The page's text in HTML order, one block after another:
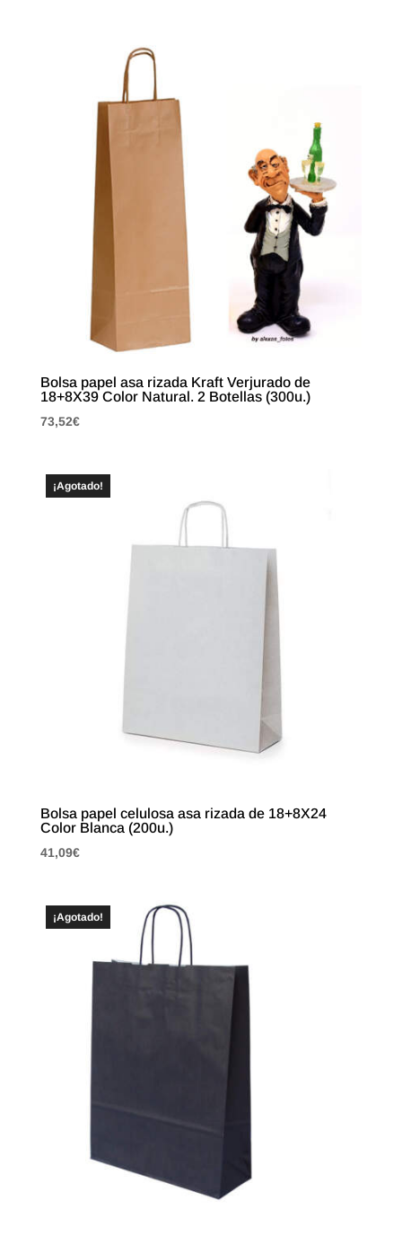
Bolsa papel asa rizada Kraft Verjurado de
18+8X39 Color Natural. 2 Botellas (300u.)
73,52€
¡Agotado!
Bolsa papel celulosa asa rizada de 18+8X24
Color Blanca (200u.)
41,09€
¡Agotado!